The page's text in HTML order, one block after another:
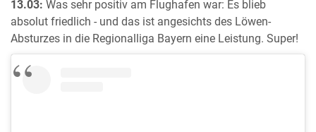
13.03: Was sehr positiv am Flughafen war: Es blieb
absolut friedlich - und das ist angesichts des Löwen-
Absturzes in die Regionalliga Bayern eine Leistung. Super!